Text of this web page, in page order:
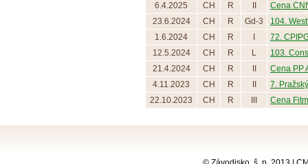
6.4.2025
CH R
Cena
23.6.2024
CH R Gd-3
104.
1.6.2024
CH R
72.
12.5.2024
CH R L
103.
21.4.2024
CH R
Cena PP
4.11.2023
CH R
7.
22.10.2023
CH R Cena